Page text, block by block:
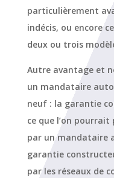
particulièrement
indécis, ou encore
deux ou trois
Autre avantage et
un mandataire auto
neuf : la garantie
ce que l’on pourrait
par un mandataire
garantie
par les réseaux de